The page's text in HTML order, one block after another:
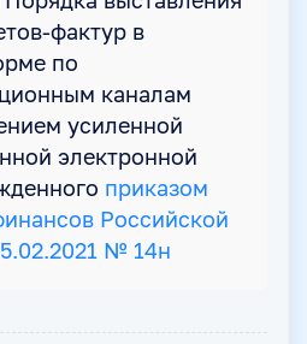
фактур в
по
каналам
усиленной
электронной
приказом
Российской
№ 14н